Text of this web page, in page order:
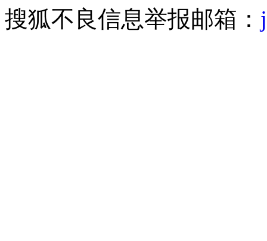
搜狐不良信息举报邮箱：